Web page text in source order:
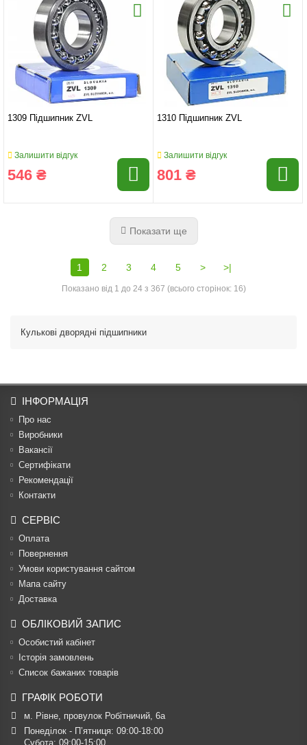
1309 Підшипник ZVL
Залишити відгук
546 ₴
1310 Підшипник ZVL
Залишити відгук
801 ₴
Показати ще
1 2 3 4 5 > >|
Показано від 1 до 24 з 367 (всього сторінок: 16)
Кулькові дворядні підшипники
ІНФОРМАЦІЯ
Про нас
Виробники
Вакансії
Сертифікати
Рекомендації
Контакти
СЕРВІС
Оплата
Повернення
Умови користування сайтом
Мапа сайту
Доставка
ОБЛІКОВИЙ ЗАПИС
Особистий кабінет
Історія замовлень
Список бажаних товарів
ГРАФІК РОБОТИ
м. Рівне, провулок Робітничий, 6а
Понеділок - П’ятниця: 09:00-18:00
Субота: 09:00-15:00